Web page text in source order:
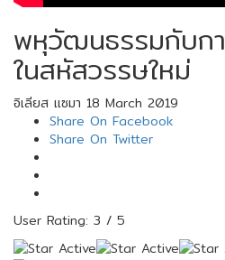
พหุวัฒนธรรมกับก
ในสหัสวรรษใหม่
อิเลียส เเซมา 18 March 2019
Share On Facebook
Share On Twitter
User Rating: 3 / 5